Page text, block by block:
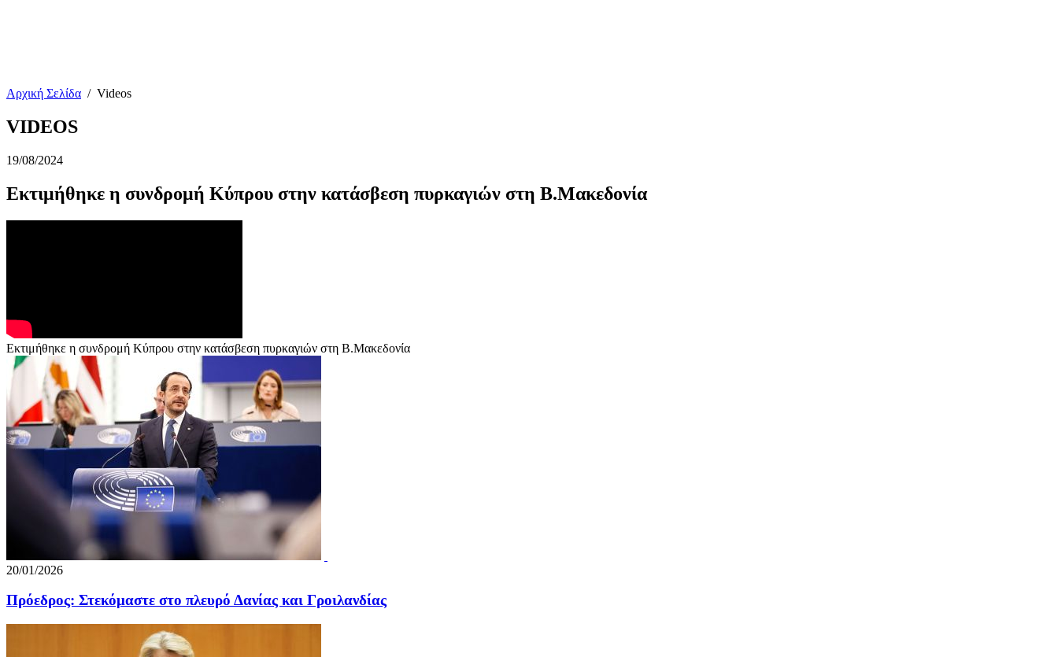
Αρχική Σελίδα / Videos
VIDEOS
19/08/2024
Εκτιμήθηκε η συνδρομή Κύπρου στην κατάσβεση πυρκαγιών στη Β.Μακεδονία
Εκτιμήθηκε η συνδρομή Κύπρου στην κατάσβεση πυρκαγιών στη Β.Μακεδονία
20/01/2026
Πρόεδρος: Στεκόμαστε στο πλευρό Δανίας και Γροιλανδίας